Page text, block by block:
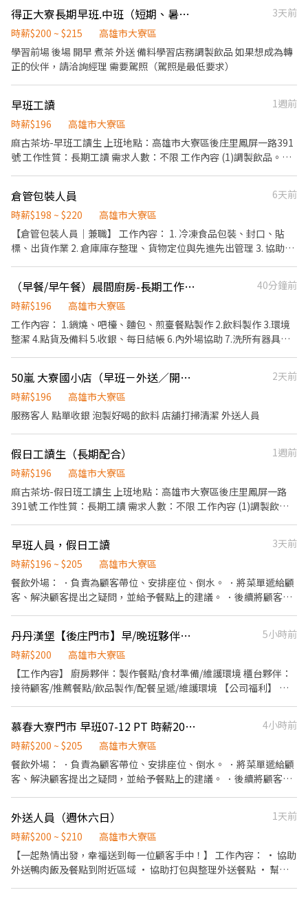
得正大寮長期早班.中班（短期、暑期請勿嘗試）
3天前
時薪$200 ~ $215
高雄市大寮區
學習前場 後場 開早 煮茶 外送 備料學習店務調製飲品 如果想成為轉
正的伙伴，請洽詢經理 需要駕照（駕照是最低要求）
早班工讀
1週前
時薪$196
高雄市大寮區
麻古茶坊-早班工讀生 上班地點：高雄市大寮區後庄里鳳屏一路391
號 工作性質：長期工讀 需求人數：不限 工作內容 (1)調製飲品。
人：簡店長 電話：0935983095 其他： 熱情、具服務熱忱。 樂觀積
極、正向。 無經驗可但需好配合穏定性高。 歡迎一起加入麻古家
庭。 面試者請先電洽0935983095簡店長約定時間/地點，並請自備
履歷前往面試。
倉管包裝人員
6天前
時薪$198 ~ $220
高雄市大寮區
【倉管包裝人員｜兼職】 工作內容： 1. 冷凍食品包裝、封口、貼
標、出貨作業 2. 倉庫庫存整理、貨物定位與先進先出管理 3. 協助進
運作 6. 協助主管安排之現場相關工作 需求條件： * 做事細心、有責
任感、不怕重複性工作 * 能獨立作業，具基本邏輯與整理能力 * 動
作俐落、配合度高，能適應冷凍食品作業環境 * 願意學習 AI 與數位
工具，提升倉儲與流程管理效率 * 有倉儲、食品工廠、包裝經驗者
（早餐/早午餐）晨間廚房-長期工作夥伴）
40分鐘前
時薪$196
高雄市大寮區
工作內容： 1.鍋燒、吧檯、麵包、煎臺餐點製作 2.飲料製作 3.環境
整潔 4.點貨及備料 5.收銀、每日結帳 6.內外場協助 7.洗所有器具及
服務態度佳 歡迎有拼勁的一起來打拼唷❤️ 零經驗也可以唷，⚠️從頭
教起但會有嚴格去留篩選所以短期勿試🚫🚫 上班時間6:00-
14:30（pt每天4小時起）
50嵐 大寮國小店（早班－外送／開店人員）
2天前
時薪$196
高雄市大寮區
服務客人 點單收銀 泡製好喝的飲料 店舖打掃清潔 外送人員
假日工讀生（長期配合）
1週前
時薪$196
高雄市大寮區
麻古茶坊-假日班工讀生 上班地點：高雄市大寮區後庄里鳳屏一路
391號 工作性質：長期工讀 需求人數：不限 工作內容 (1)調製飲
絡人：簡店長 電話：0935983095 其他： 熱情、具服務熱忱。 樂觀
積極、正向。 無經驗可但需好配合穏定性高。 歡迎一起加入麻古家
庭。 面試者請先電洽0935983095簡店長約定時間/地點，並請自備
履歷前往面試。
早班人員，假日工讀
3天前
時薪$196 ~ $205
高雄市大寮區
餐飲外場： ．負責為顧客帶位、安排座位、倒水。 ．將菜單遞給顧
客、解決顧客提出之疑問，並給予餐點上的建議。 ．後續將顧客點
負責結帳、收銀等工作。 餐飲內場： ．擔任廚師的助手，處理烹飪
前與烹飪中之準備工作與其他餐廳相關事務。 ．負責洗、剝、削、
切各種食材。 ．負責清理工作環境、設備和餐具。 ．準備不同餐點
所需要的食材。 ．協助測量食材的容量與重量。 ．負責擺盤、打包
外帶服務。
丹丹漢堡【後庄門市】早/晚班夥伴（計時）
5小時前
時薪$200
高雄市大寮區
【工作內容】 廚房夥伴：製作餐點/食材準備/維護環境 櫃台夥伴：
接待顧客/推薦餐點/飲品製作/配餐呈遞/維護環境 【公司福利】 •
慕春大寮門市 早班07-12 PT 時薪200元
4小時前
時薪$200 ~ $205
高雄市大寮區
餐飲外場： ．負責為顧客帶位、安排座位、倒水。 ．將菜單遞給顧
客、解決顧客提出之疑問，並給予餐點上的建議。 ．後續將顧客點
負責結帳、收銀等工作。 餐飲內場： ．擔任廚師的助手，處理烹飪
前與烹飪中之準備工作與其他餐廳相關事務。 ．負責洗、剝、削、
切各種食材。 ．負責清理工作環境、設備和餐具。 ．準備不同餐點
所需要的食材。 ．協助測量食材的容量與重量。 ．負責擺盤、打包
外送人員（週休六日）
1天前
時薪$200 ~ $210
高雄市大寮區
【一起熱情出發，幸福送到每一位顧客手中！】 工作內容： • 協助
外送鴨肉飯及餐點到附近區域 • 協助打包與整理外送餐點 • 幫忙